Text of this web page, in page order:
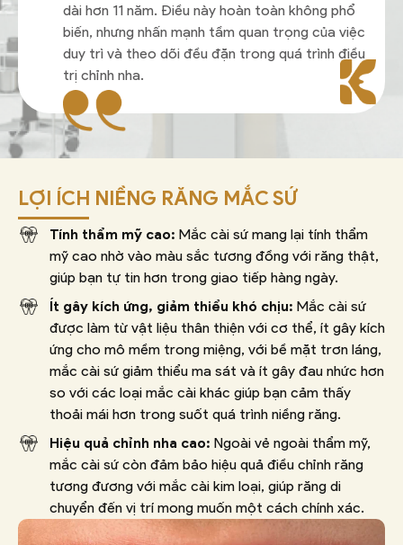
dài hơn 11 năm. Điều này hoàn toàn không phổ
biến, nhưng nhấn mạnh tầm quan trọng của việc
duy trì và theo dõi đều đặn trong quá trình điều
trị chỉnh nha.
LỢI ÍCH NIỀNG RĂNG MẮC SỨ
Tính thẩm mỹ cao: Mắc cài sứ mang lại tính thẩm
mỹ cao nhờ vào màu sắc tương đồng với răng thật,
giúp bạn tự tin hơn trong giao tiếp hàng ngày.
Ít gây kích ứng, giảm thiểu khó chịu: Mắc cài sứ
được làm từ vật liệu thân thiện với cơ thể, ít gây kích
ứng cho mô mềm trong miệng, với bề mặt trơn láng,
mắc cài sứ giảm thiểu ma sát và ít gây đau nhức hơn
so với các loại mắc cài khác giúp bạn cảm thấy
thoải mái hơn trong suốt quá trình niềng răng.
Hiệu quả chỉnh nha cao: Ngoài vẻ ngoài thẩm mỹ,
mắc cài sứ còn đảm bảo hiệu quả điều chỉnh răng
tương đương với mắc cài kim loại, giúp răng di
chuyển đến vị trí mong muốn một cách chính xác.